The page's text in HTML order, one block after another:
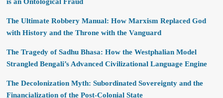
is an Ontological Fraud
The Ultimate Robbery Manual: How Marxism Replaced God
with History and the Throne with the Vanguard
The Tragedy of Sadhu Bhasa: How the Westphalian Model
Strangled Bengali’s Advanced Civilizational Language Engine
The Decolonization Myth: Subordinated Sovereignty and the
Financialization of the Post-Colonial State